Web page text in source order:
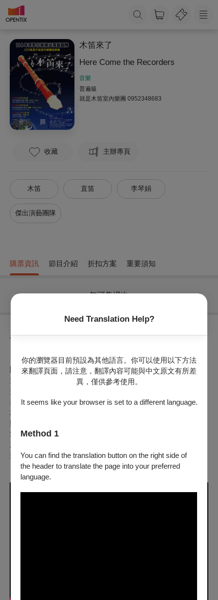
Need Translation Help?
你的瀏覽器目前預設為其他語言。你可以使用以下方法
來翻譯頁面，請注意，翻譯內容可能與中文原文有所差
異，僅供參考使用。
It seems like your browser is set to a different language.
Method 1
You can find the translation button on the right side of
the header to translate the page into your preferred
language.
木笛來了
Here Come the Recorders
音樂
普遍級
就是木笛室內樂團 0952348683
收藏 主辦專頁
木笛 直笛 李琴娟
傑出演藝團隊
購票資訊 節目介紹 折扣方案 重要須知
無可售場次
節目介紹
就是木笛室內樂團」，榮獲113、114年彰化縣傑出演藝團
隊，曾多次榮獲彰化縣、南投縣、嘉義市、雲林縣…等補助與
邀請演出。在團長邱聖育與音樂總監李琴娟的帶領下，每年皆
規劃不同演出形式與內容，足跡遍及音樂節、國內各演出場地
與戶外演出，演出超過80場。
木笛不僅僅用於學校教育，它更是專業的呈現出不同時期的音
樂：從Sören Sieg的慶祝《Celebration》，到作曲家Dietrich
Schnabel的交響曲，下半場林明杰先生的創作樂曲，為木笛帶
來新體驗，在詼諧逗趣的【西北雨直直落】音樂聲中，愉悅的
畫下音樂會句點。